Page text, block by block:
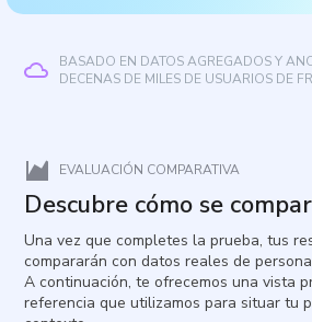
BASADO EN DATOS AGREGADOS Y
DECENAS DE MILES DE USUARIOS DE
EVALUACIÓN COMPARATIVA
Descubre cómo se
Una vez que completes la prueba, tus
compararán con datos reales de
A continuación, te ofrecemos una vista
referencia que utilizamos para situar tu